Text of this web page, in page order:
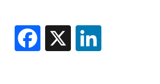
Facebook
X